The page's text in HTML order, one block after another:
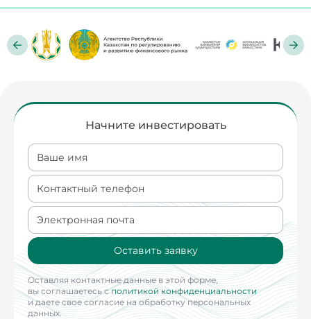
Начните инвестировать
Ваше имя
Контактный телефон
Электронная почта
Оставить заявку
Оставляя контактные данные в этой форме,
вы соглашаетесь сполитикой конфиденциальности
и даете свое согласие на обработку персональных
данных.